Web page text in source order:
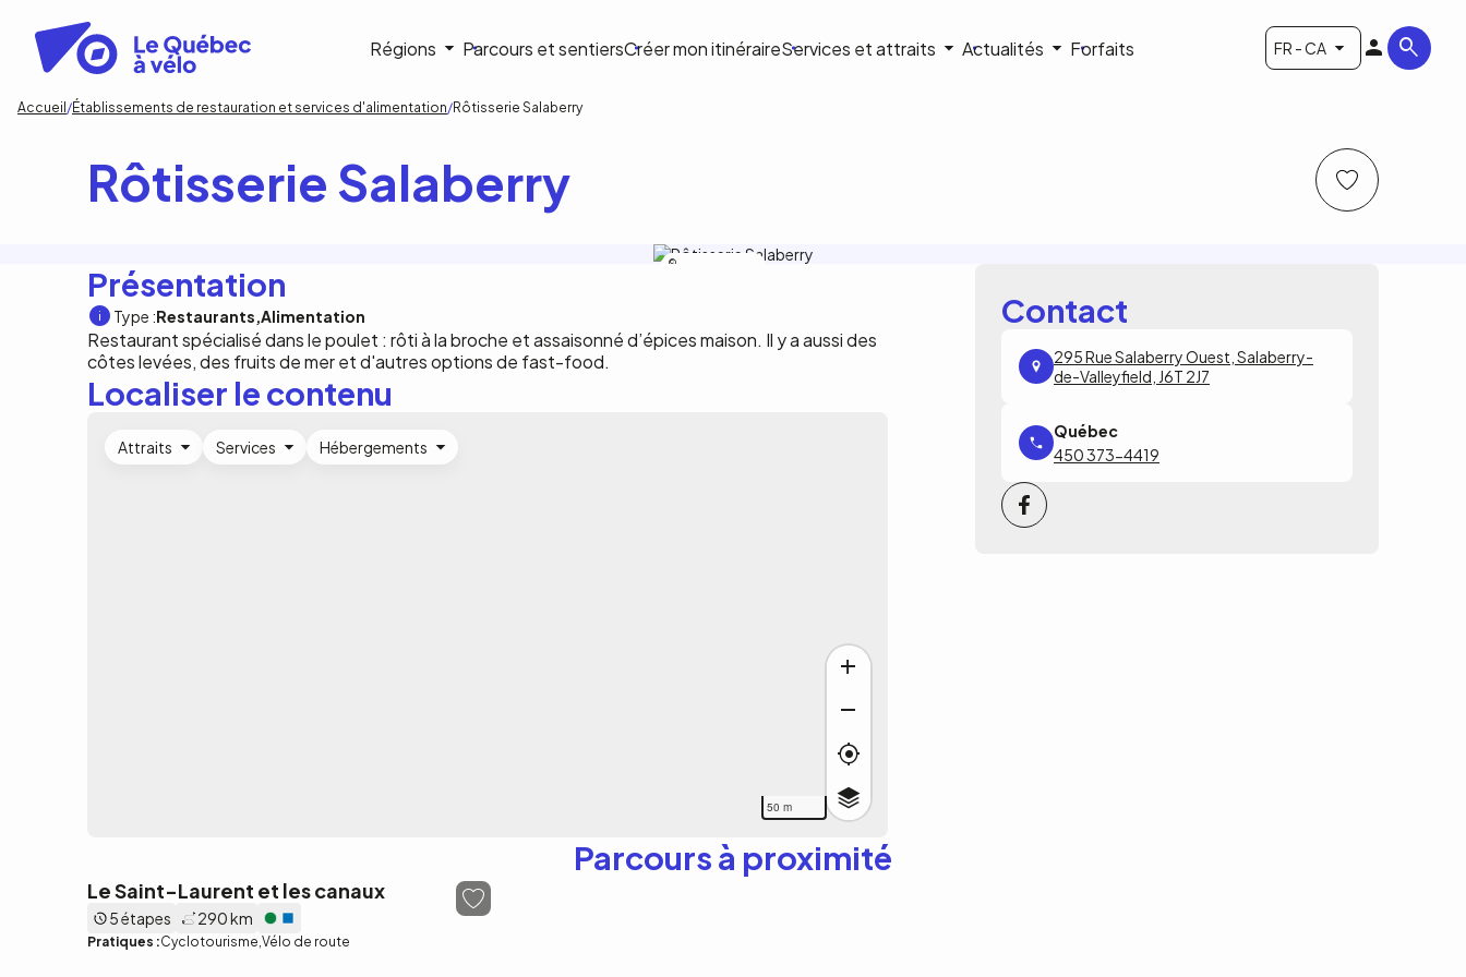
contenu
principal
Navigation
principale
Régions Parcours et sentiersCréer mon itinéraireServices et attraits Actualités Forfaits FR - CA
Fil
d'Ariane
Accueil Établissements de restauration et services d'alimentation Rôtisserie Salaberry
Rôtisserie Salaberry
Présentation
Type :Restaurants Alimentation
Restaurant spécialisé dans le poulet : rôti à la broche et assaisonné d’épices maison. Il y a aussi des
côtes levées, des fruits de mer et d'autres options de fast-food.
Contact
295 Rue Salaberry Ouest, Salaberry-
de-Valleyfield, J6T 2J7
450 373-4419
Localiser le contenu
50 m
Attraits Services Hébergements
Parcours à proximité
Le Saint-Laurent et les canaux
5 étapes 290 km
Pratiques :Cyclotourisme Vélo de route